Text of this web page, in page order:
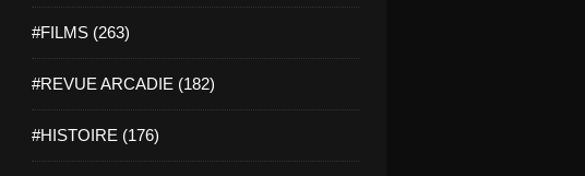
#FILMS (263)
#REVUE ARCADIE (182)
#HISTOIRE (176)